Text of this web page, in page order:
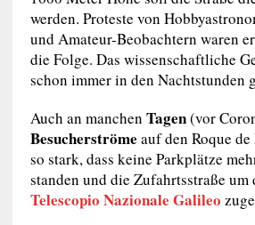
werden. Proteste von
und Amateur-Beobachtern waren
die Folge. Das wissenschaftliche
schon immer in den Nachtstunden
Auch an manchen Tagen(vor
Besucherströme auf den Roque
so stark, dass keine Parkplätze
standen und die Zufahrtsstraße um
Telescopio Nazionale Galileo